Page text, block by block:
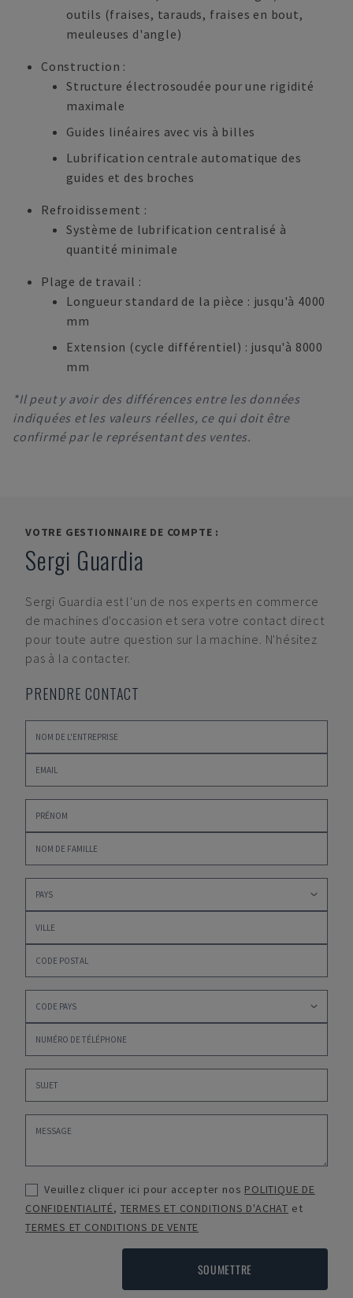
outils (fraises, tarauds, fraises en bout,
meuleuses d'angle)
Construction :
Structure électrosoudée pour une rigidité
maximale
Guides linéaires avec vis à billes
Lubrification centrale automatique des
guides et des broches
Refroidissement :
Système de lubrification centralisé à
quantité minimale
Plage de travail :
Longueur standard de la pièce : jusqu'à 4000
mm
Extension (cycle différentiel) : jusqu'à 8000
mm
*Il peut y avoir des différences entre les données
indiquées et les valeurs réelles, ce qui doit être
confirmé par le représentant des ventes.
VOTRE GESTIONNAIRE DE COMPTE :
Sergi Guardia
Sergi Guardia est l'un de nos experts en commerce
de machines d'occasion et sera votre contact direct
pour toute autre question sur la machine. N'hésitez
pas à la contacter.
PRENDRE CONTACT
Veuillez cliquer ici pour accepter nos POLITIQUE DE
CONFIDENTIALITÉ, TERMES ET CONDITIONS D'ACHAT et
TERMES ET CONDITIONS DE VENTE
SOUMETTRE